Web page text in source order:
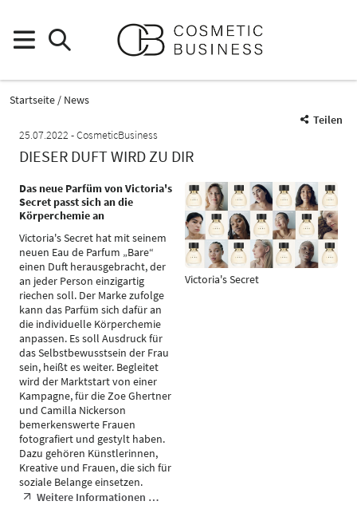
Startseite
News
Teilen
25.07.2022
CosmeticBusiness
DIESER DUFT WIRD ZU DIR
Das neue Parfüm von Victoria's
Secret passt sich an die
Körperchemie an
Victoria's Secret hat mit seinem
neuen Eau de Parfum „Bare“
einen Duft herausgebracht, der
an jeder Person einzigartig
riechen soll. Der Marke zufolge
kann das Parfüm sich dafür an
die individuelle Körperchemie
anpassen. Es soll Ausdruck für
das Selbstbewusstsein der Frau
sein, heißt es weiter. Begleitet
wird der Marktstart von einer
Kampagne, für die Zoe Ghertner
und Camilla Nickerson
bemerkenswerte Frauen
fotografiert und gestylt haben.
Dazu gehören Künstlerinnen,
Kreative und Frauen, die sich für
soziale Belange einsetzen.
Weitere Informationen …
Victoria's Secret